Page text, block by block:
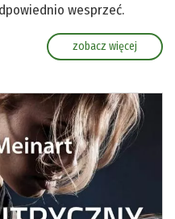
wesprzeć.
zobacz więcej